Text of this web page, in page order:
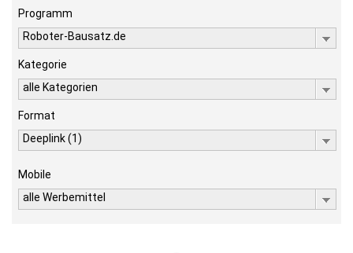
Programm
Roboter-Bausatz.de
Kategorie
alle Kategorien
Format
Deeplink (1)
Mobile
alle Werbemittel